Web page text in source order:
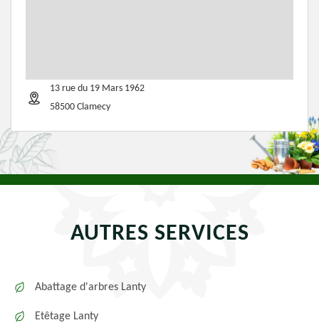
13 rue du 19 Mars 1962
58500 Clamecy
AUTRES SERVICES
Abattage d'arbres Lanty
Etêtage Lanty